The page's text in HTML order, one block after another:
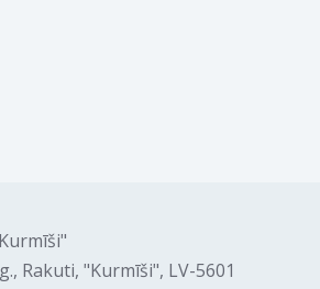
Rakuti, "Kurmīši", LV-5601